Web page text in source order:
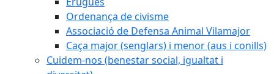
Ordenança de civisme
Associació de Defensa Animal Vilamajor
Caça major (senglars) i menor (aus i conills)
Cuidem-nos (benestar social, igualtat i